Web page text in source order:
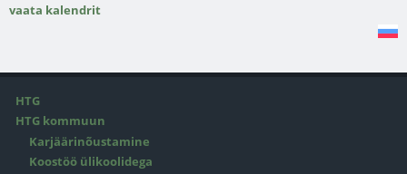
vaata kalendrit
HTG
HTG kommuun
Karjäärinõustamine
Koostöö ülikoolidega